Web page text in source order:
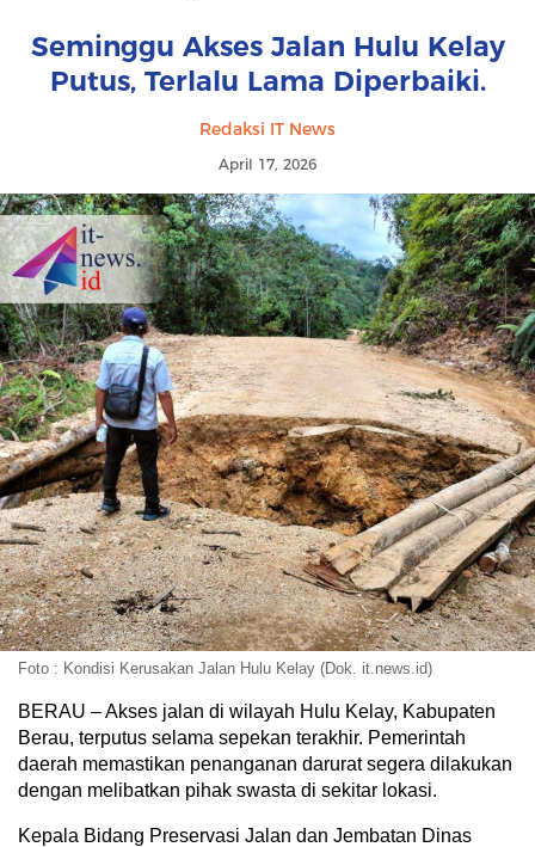
Seminggu Akses Jalan Hulu Kelay
Putus, Terlalu Lama Diperbaiki.
Redaksi IT News
April 17, 2026
Foto : Kondisi Kerusakan Jalan Hulu Kelay (Dok. it.news.id)
BERAU – Akses jalan di wilayah Hulu Kelay, Kabupaten
Berau, terputus selama sepekan terakhir. Pemerintah
daerah memastikan penanganan darurat segera dilakukan
dengan melibatkan pihak swasta di sekitar lokasi.
Kepala Bidang Preservasi Jalan dan Jembatan Dinas